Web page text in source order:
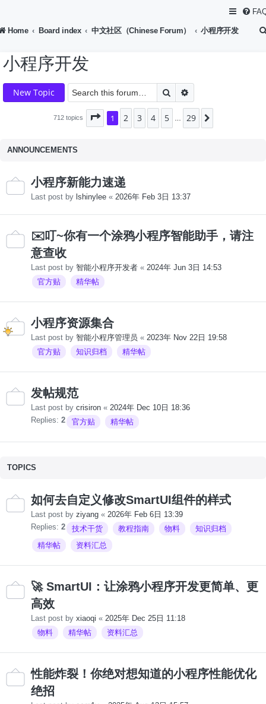
Home Board index 中文社区（Chinese Forum） 小程序开发
小程序开发
New Topic Search
712 topics Page 1of29
1 2 3 4 5 29
ANNOUNCEMENTS
小程序新能力速递
Last post by lshinylee « 2026年 Feb 3日 13:37
✉️叮~你有一个涂鸦小程序智能助手，请注
意查收
Last post by 智能小程序开发者 « 2024年 Jun 3日 14:53
官方贴
精华帖
小程序资源集合
Last post by 智能小程序管理员 « 2023年 Nov 22日 19:58
官方贴
知识归档 精华帖
发帖规范
Last post by crisiron « 2024年 Dec 10日 18:36
Replies: 2 官方贴 精华帖
TOPICS
如何去自定义修改SmartUI组件的样式
Last post by ziyang « 2026年 Feb 6日 13:39
Replies: 2 技术干货 教程指南 物料
知识归档
精华帖
资料汇总
🚀 SmartUI：让涂鸦小程序开发更简单、更
高效
Last post by xiaoqi « 2025年 Dec 25日 11:18
物料
精华帖 资料汇总
性能炸裂！你绝对想知道的小程序性能优化
绝招